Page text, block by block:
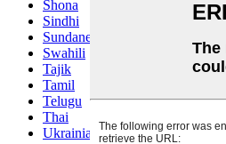
Shona
Sindhi
Sundanese
Swahili
Tajik
Tamil
Telugu
Thai
Ukrainian